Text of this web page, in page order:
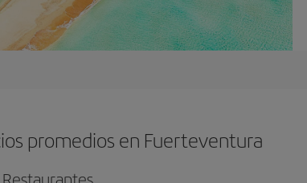
promedios en Fuerteventura